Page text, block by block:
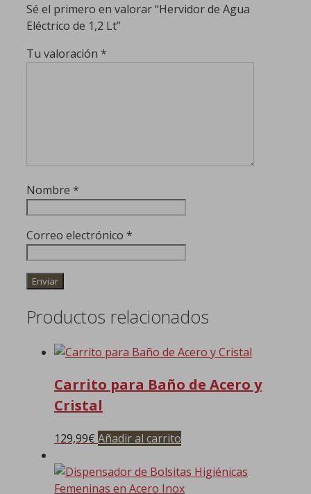
Sé el primero en valorar “Hervidor de Agua
Eléctrico de 1,2 Lt”
Tu valoración *
Nombre *
Correo electrónico *
Productos relacionados
Carrito para Baño de Acero y
Cristal
129,99€ Añadir al carrito